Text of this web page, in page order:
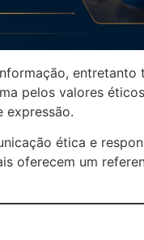
pelos valores
expressão.
ética e
oferecem um